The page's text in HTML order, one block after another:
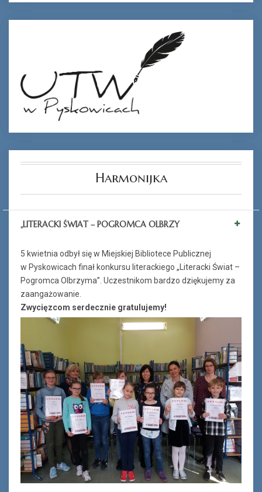
Harmonijka
„LITERACKI ŚWIAT – POGROMCA OLBRZY
5 kwietnia odbył się w Miejskiej Bibliotece Publicznej
w Pyskowicach finał konkursu literackiego „Literacki Świat –
Pogromca Olbrzyma”. Uczestnikom bardzo dziękujemy za
zaangażowanie.
Zwycięzcom serdecznie gratulujemy!